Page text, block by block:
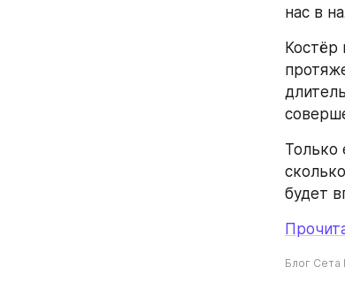
нас в
Костёр
Только
будет
Блог Сета